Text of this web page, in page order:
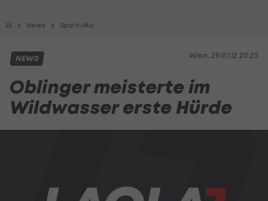
News Sport-Mix
Wien, 29.07.12 20:25
NEWS
Oblinger meisterte im
Wildwasser erste Hürde